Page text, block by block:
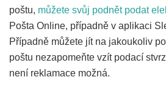
poštu, můžete svůj podnět podat
Pošta Online, případně v aplikaci
Případně můžete jít na jakoukoliv
poštu nezapomeňte vzít podací
není reklamace možná.